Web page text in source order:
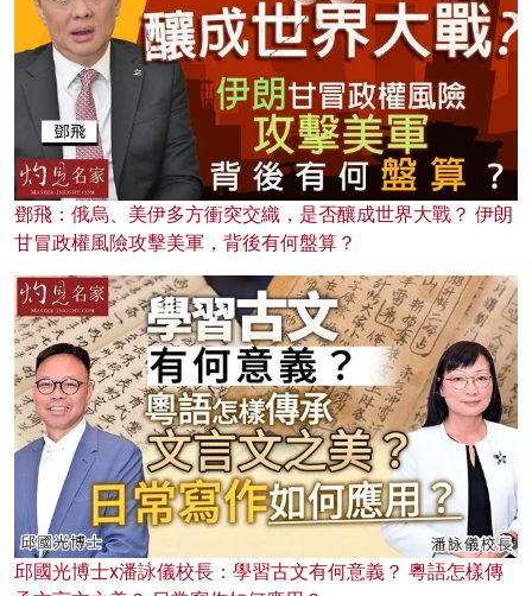
鄧飛：俄烏、美伊多方衝突交織，是否釀成世界大戰？ 伊朗
甘冒政權風險攻擊美軍，背後有何盤算？
邱國光博士x潘詠儀校長：學習古文有何意義？ 粵語怎樣傳